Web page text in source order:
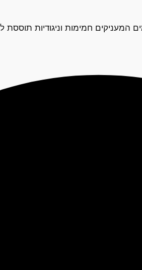
המעניקים חמימות וניגודיות תוססת